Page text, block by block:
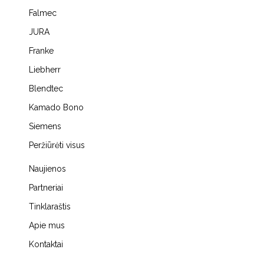
Falmec
JURA
Franke
Liebherr
Blendtec
Kamado Bono
Siemens
Peržiūrėti visus
Naujienos
Partneriai
Tinklaraštis
Apie mus
Kontaktai